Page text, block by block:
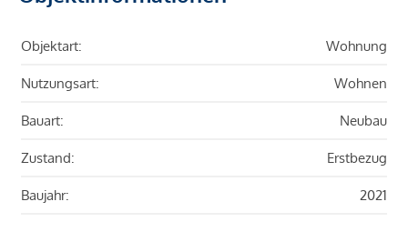
Objektart: Wohnung
Nutzungsart: Wohnen
Bauart: Neubau
Zustand: Erstbezug
Baujahr: 2021